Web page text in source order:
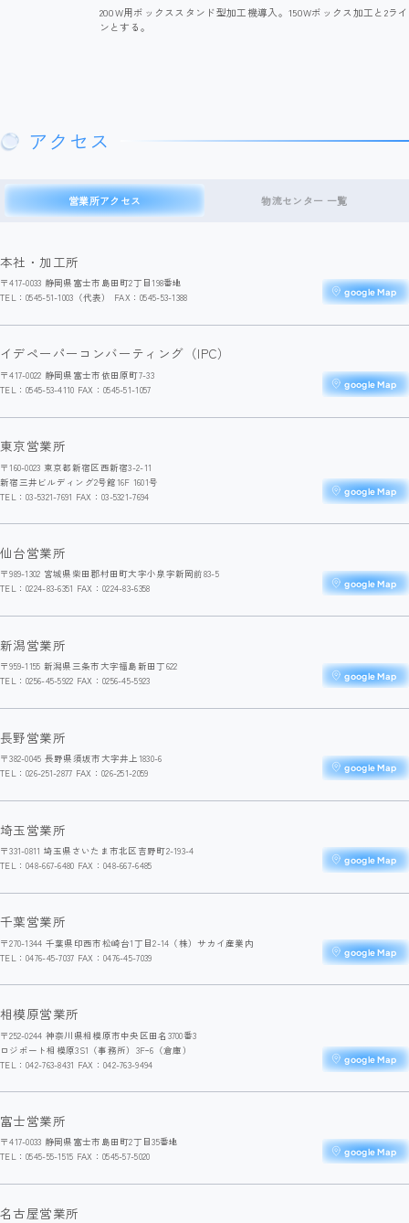
200W用ボックススタンド型加工機導入。150Wボックス加工と2ライ
ンとする。
アクセス
営業所アクセス 物流センター 一覧
本社・加工所
〒417-0033 静岡県富士市島田町2丁目198番地
TEL：0545-51-1003（代表） FAX：0545-53-1388
google Map
イデペーパーコンバーティング（IPC）
〒417-0022 静岡県富士市依田原町7-33
TEL：0545-53-4110 FAX：0545-51-1057
google Map
東京営業所
〒160-0023 東京都新宿区西新宿3-2-11
新宿三井ビルディング2号館16F 1601号
TEL：03-5321-7691 FAX：03-5321-7694
google Map
仙台営業所
〒989-1302 宮城県柴田郡村田町大字小泉字新岡前83-5
TEL：0224-83-6351 FAX：0224-83-6358
google Map
新潟営業所
〒959-1155 新潟県三条市大字福島新田丁622
TEL：0256-45-5922 FAX：0256-45-5923
google Map
長野営業所
〒382-0045 長野県須坂市大字井上1830-6
TEL：026-251-2877 FAX：026-251-2059
google Map
埼玉営業所
〒331-0811 埼玉県さいたま市北区吉野町2-193-4
TEL：048-667-6480 FAX：048-667-6485
google Map
千葉営業所
〒270-1344 千葉県印西市松崎台1丁目2-14（株）サカイ産業内
TEL：0476-45-7037 FAX：0476-45-7039
google Map
相模原営業所
〒252-0244 神奈川県相模原市中央区田名3700番3
ロジポート相模原3S1（事務所）3Fｰ6（倉庫）
TEL：042-763-8431 FAX：042-763-9494
google Map
富士営業所
〒417-0033 静岡県富士市島田町2丁目35番地
TEL：0545-55-1515 FAX：0545-57-5020
google Map
名古屋営業所